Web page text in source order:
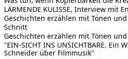
LÄRMENDE KULISSE, Interview mit
Geschichten erzählen mit Tönen
Schnitt
Geschichten erzählen mit Tönen
"EIN-SICHT INS UNSICHTBARE.
Schneider über Filmmusik"